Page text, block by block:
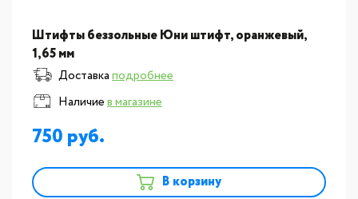
Штифты беззольные Юни штифт, оранжевый,
1,65 мм
Доставкаподробнее
Наличиев магазине
750
В корзину